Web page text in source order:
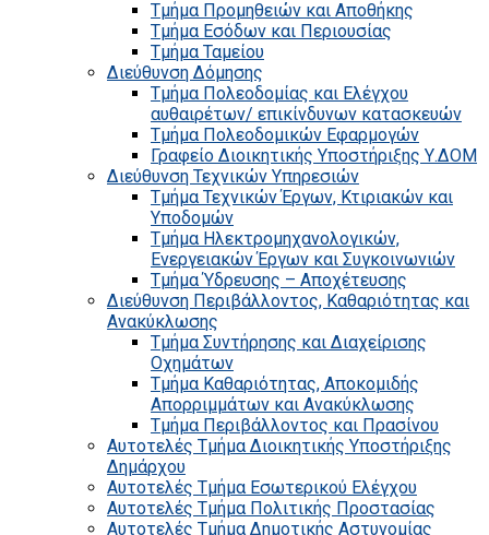
Τμήμα Προμηθειών και Αποθήκης
Τμήμα Εσόδων και Περιουσίας
Τμήμα Ταμείου
Διεύθυνση Δόμησης
Τμήμα Πολεοδομίας και Ελέγχου
αυθαιρέτων/ επικίνδυνων κατασκευών
Τμήμα Πολεοδομικών Εφαρμογών
Γραφείο Διοικητικής Υποστήριξης Υ.ΔΟΜ
Διεύθυνση Τεχνικών Υπηρεσιών
Τμήμα Τεχνικών Έργων, Κτιριακών και
Υποδομών
Τμήμα Ηλεκτρομηχανολογικών,
Ενεργειακών Έργων και Συγκοινωνιών
Τμήμα Ύδρευσης – Αποχέτευσης
Διεύθυνση Περιβάλλοντος, Καθαριότητας και
Ανακύκλωσης
Τμήμα Συντήρησης και Διαχείρισης
Οχημάτων
Τμήμα Καθαριότητας, Αποκομιδής
Απορριμμάτων και Ανακύκλωσης
Τμήμα Περιβάλλοντος και Πρασίνου
Αυτοτελές Τμήμα Διοικητικής Υποστήριξης
Δημάρχου
Αυτοτελές Τμήμα Εσωτερικού Ελέγχου
Αυτοτελές Τμήμα Πολιτικής Προστασίας
Αυτοτελές Τμήμα Δημοτικής Αστυνομίας